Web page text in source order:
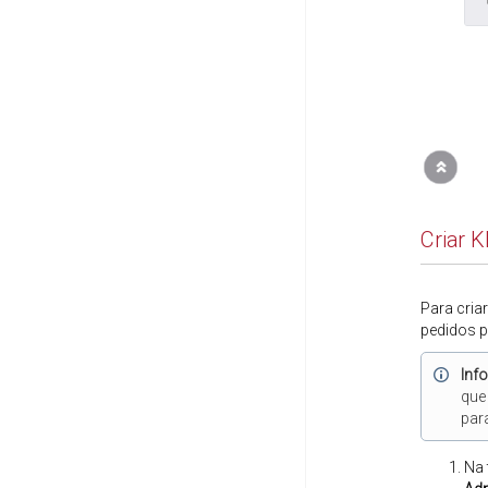
Criar
Para
pedidos